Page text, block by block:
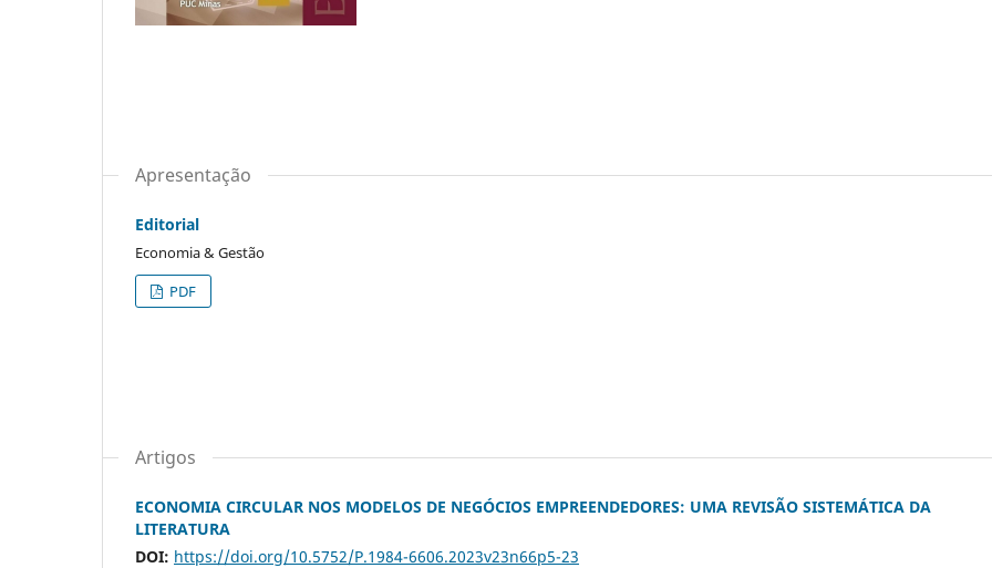
Apresentação
Editorial
Economia & Gestão
PDF
Artigos
ECONOMIA CIRCULAR NOS MODELOS DE NEGÓCIOS EMPREENDEDORES: UMA REVISÃO SISTEMÁTICA DA
LITERATURA
DOI: https://doi.org/10.5752/P.1984-6606.2023v23n66p5-23